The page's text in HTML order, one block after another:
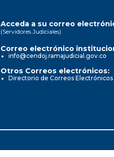
Acceda a su correo
(Servidores Judiciales)
Correo electrónico
info@cendoj.ramajudicial.gov.co
Otros Correos electrónicos:
Directorio de Correos